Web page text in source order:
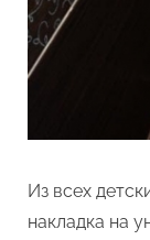
Из всех
накладка на